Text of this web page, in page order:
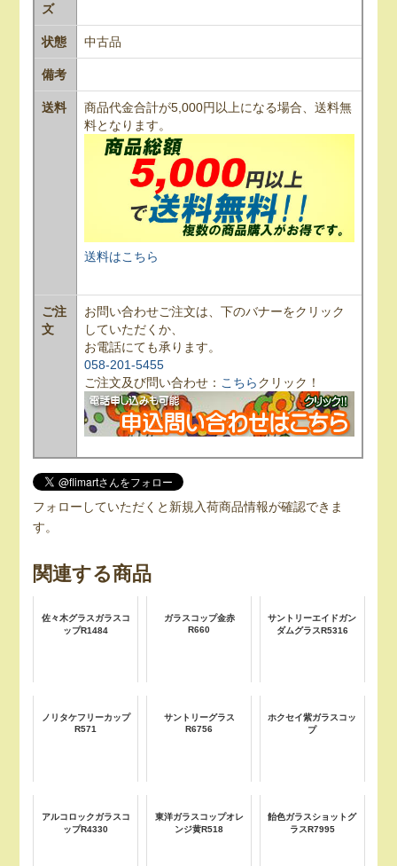
ズ
状態 中古品
備考
送料
商品代金合計が5,000円以上になる場合、送料無
料となります。
送料はこちら
ご注
文
お問い合わせご注文は、下のバナーをクリック
していただくか、
お電話にても承ります。
058-201-5455
ご注文及び問い合わせ： こちらクリック！
フォローしていただくと新規入荷商品情報が確認できま
す。
関連する商品
佐々木グラスガラスコ
ップR1484
ガラスコップ金赤
R660
サントリーエイドガン
ダムグラスR5316
ノリタケフリーカップ
R571
サントリーグラス
R6756
ホクセイ紫ガラスコッ
プ
アルコロックガラスコ
ップR4330
東洋ガラスコップオレ
ンジ黄R518
飴色ガラスショットグ
ラスR7995